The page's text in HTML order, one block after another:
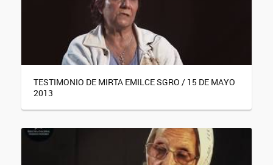
TESTIMONIO DE MIRTA EMILCE SGRO / 15 DE MAYO
2013